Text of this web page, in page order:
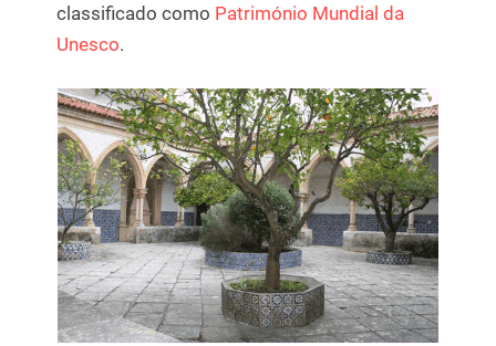
classificado como Património Mundial da
Unesco.